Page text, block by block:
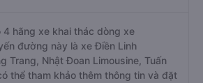
4 hãng xe khai thác dòng xe
đường này là xe Điền Linh
Trang, Nhật Đoan Limousine, Tuấn
thể tham khảo thêm thông tin và đặt